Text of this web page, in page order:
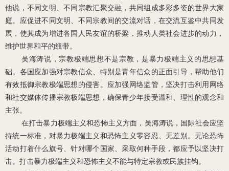
他说，不同文明、不同宗教汇聚交融，共同组成多彩多姿的世界大家
庭。应促进不同文明、不同宗教间的交流对话，在交流互鉴中共同发
展，使其成为增进各国人民友谊的桥梁，推动人类社会进步的动力，
维护世界和平的纽带。
吴海涛说，宗教极端思想不是宗教，是暴力极端主义的思想基
础。各国应加强对宗教信众、特别是青年信众的正面引导，帮助他们
有效抵御宗教极端思想的侵害。应加强网络监管，坚决打击利用网络
和社交媒体传播宗教极端思想，确保青少年接受温和、理性的观念和
主张。
在打击暴力极端主义和恐怖主义方面，吴海涛说，国际社会应坚
持统一标准，对暴力极端主义和恐怖主义零容忍、无差别。无论恐怖
活动打着什么旗号、针对哪个国家、采取何种手段，都应予以坚决打
击。打击暴力极端主义和恐怖主义不能与特定宗教或民族挂钩。